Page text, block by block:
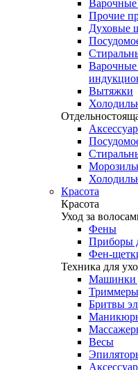
Варочные
Прочие
Духовые
Варочные
Вытяжки
Красота
Красота
Уход за
Фены
Приборы
Фен-
Техника для
Машинки
Триммеры
Бритвы
Весы